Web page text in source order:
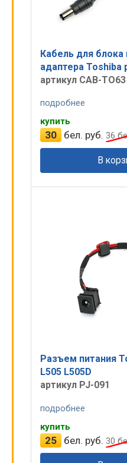
Кабель для блока
адаптера
артикул CAB-TO63
подробнее
купить
30 бел. руб. 36
В
Разъем питания
L505 L505D
артикул PJ-091
подробнее
купить
25 бел. руб. 30